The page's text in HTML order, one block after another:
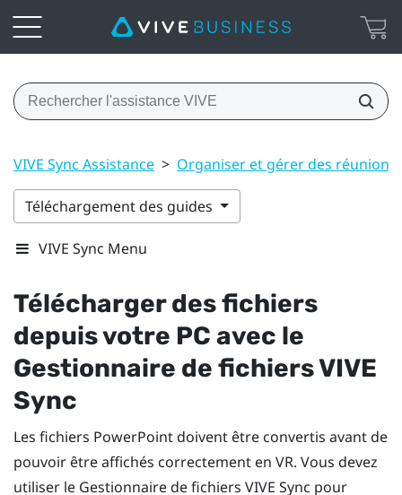
VIVE Sync Assistance > Organiser et gérer des réunions
Téléchargement des guides
VIVE Sync Menu
Télécharger des fichiers
depuis votre PC avec le
Gestionnaire de fichiers VIVE
Sync
Les fichiers PowerPointdoivent être convertis avant de
pouvoir être affichés correctement en VR. Vous devez
utiliser le Gestionnaire de fichiers VIVE Sync pour